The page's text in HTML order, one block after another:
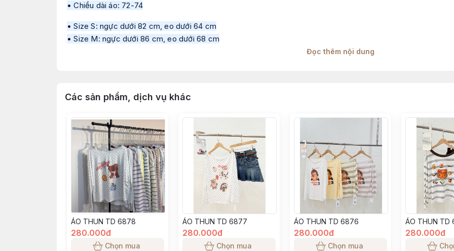
• Chiều dài áo: 72-74
• Size S: ngực dưới 82 cm, eo dưới 64 cm
• Size M: ngực dưới 86 cm, eo dưới 68 cm
• Tư vấn mang tính chất tham khảo theo đúng tinh thần sản phẩm, khách hàng có thể tham khảo thêm số đo
• Màu sắc, độ dày mỏng của từng đợt vải sẽ có độ chênh lệch, theo đúng thông số từ nhà máy sản xuất
lệch màu tuỳ thuộc vào ánh sáng, góc chụp, độ sáng màn hình điện thoại khách hàng sử dụng
Đọc thêm nội dung
Các sản phẩm, dịch vụ khác
ÁO THUN TD 6878
280.000đ
Chọn mua
ÁO THUN TD 6877
280.000đ
Chọn mua
ÁO THUN TD 6876
280.000đ
Chọn mua
ÁO THUN TD
280.000đ